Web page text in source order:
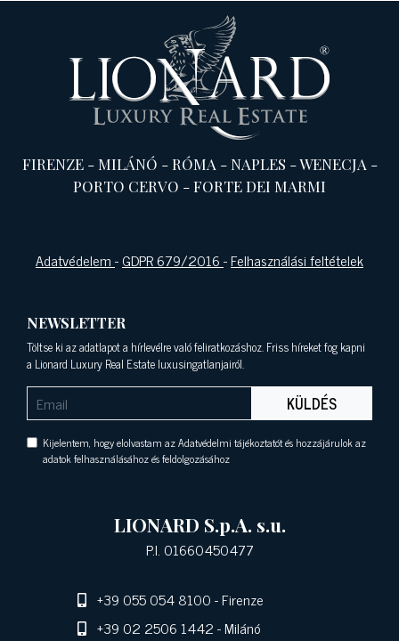
FIRENZE-MILÁNÓ -RÓMA -NAPLES -WENECJA -
PORTO CERVO -FORTE DEI MARMI
Adatvédelem-GDPR 679/2016-Felhasználási feltételek
NEWSLETTER
Töltse ki az adatlapot a hírlevélre való feliratkozáshoz. Friss híreket fog kapni
a Lionard Luxury Real Estate luxusingatlanjairól.
KÜLDÉS
Kijelentem, hogy elolvastam az Adatvédelmi tájékoztatót és hozzájárulok az
adatok felhasználásához és feldolgozásához
LIONARD S.p.A. s.u.
P.I. 01660450477
+39 055 054 8100- Firenze
+39 02 2506 1442- Milánó